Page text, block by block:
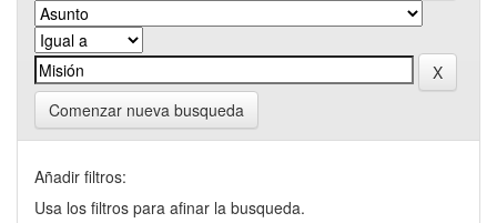
Comenzar nueva busqueda
Añadir filtros:
Usa los filtros para afinar la busqueda.